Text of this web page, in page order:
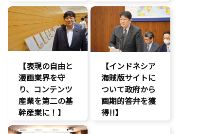
知的財産
経済政策
著作権
報道記事
知的財産
著作権
DX
命を守る
防災
【表現の自由と
漫画業界を守
り、コンテンツ
産業を第二の基
幹産業に！】
エンタメ支援
【インドネシア
海賊版サイトに
ついて政府から
画期的答弁を獲
得!!】